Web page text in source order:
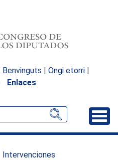
Benvinguts | Ongi etorri |
Enlaces
Intervenciones